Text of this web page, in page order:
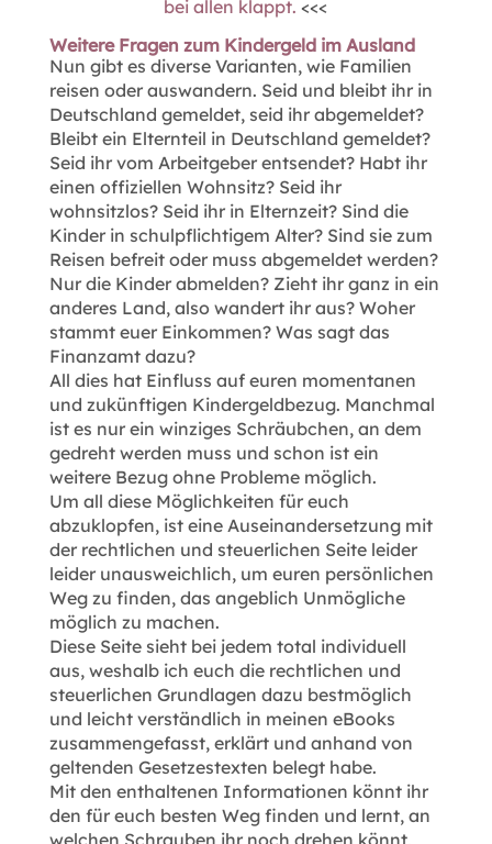
bei allen klappt. <<<
Weitere Fragen zum Kindergeld im Ausland
Nun gibt es diverse Varianten, wie Familien
reisen oder auswandern. Seid und bleibt ihr in
Deutschland gemeldet, seid ihr abgemeldet?
Bleibt ein Elternteil in Deutschland gemeldet?
Seid ihr vom Arbeitgeber entsendet? Habt ihr
einen offiziellen Wohnsitz? Seid ihr
wohnsitzlos? Seid ihr in Elternzeit? Sind die
Kinder in schulpflichtigem Alter? Sind sie zum
Reisen befreit oder muss abgemeldet werden?
Nur die Kinder abmelden? Zieht ihr ganz in ein
anderes Land, also wandert ihr aus? Woher
stammt euer Einkommen? Was sagt das
Finanzamt dazu?
All dies hat Einfluss auf euren momentanen
und zukünftigen Kindergeldbezug. Manchmal
ist es nur ein winziges Schräubchen, an dem
gedreht werden muss und schon ist ein
weitere Bezug ohne Probleme möglich.
Um all diese Möglichkeiten für euch
abzuklopfen, ist eine Auseinandersetzung mit
der rechtlichen und steuerlichen Seite leider
leider unausweichlich, um euren persönlichen
Weg zu finden, das angeblich Unmögliche
möglich zu machen.
Diese Seite sieht bei jedem total individuell
aus, weshalb ich euch die rechtlichen und
steuerlichen Grundlagen dazu bestmöglich
und leicht verständlich in meinen eBooks
zusammengefasst, erklärt und anhand von
geltenden Gesetzestexten belegt habe.
Mit den enthaltenen Informationen könnt ihr
den für euch besten Weg finden und lernt, an